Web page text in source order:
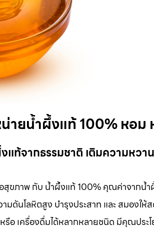
ายน้ำผึ้งแท้ 100% หอม
แท้จากธรรมชาติ เติมความหว
สุขภาพ กับ น้ำผึ้งแท้ 100% คุณค่าจากน้
มดันโลหิตสูง บำรุงประสาท และ สมองใ
หรือ เครื่องดื่มได้หลากหลายชนิด มีคุณปร